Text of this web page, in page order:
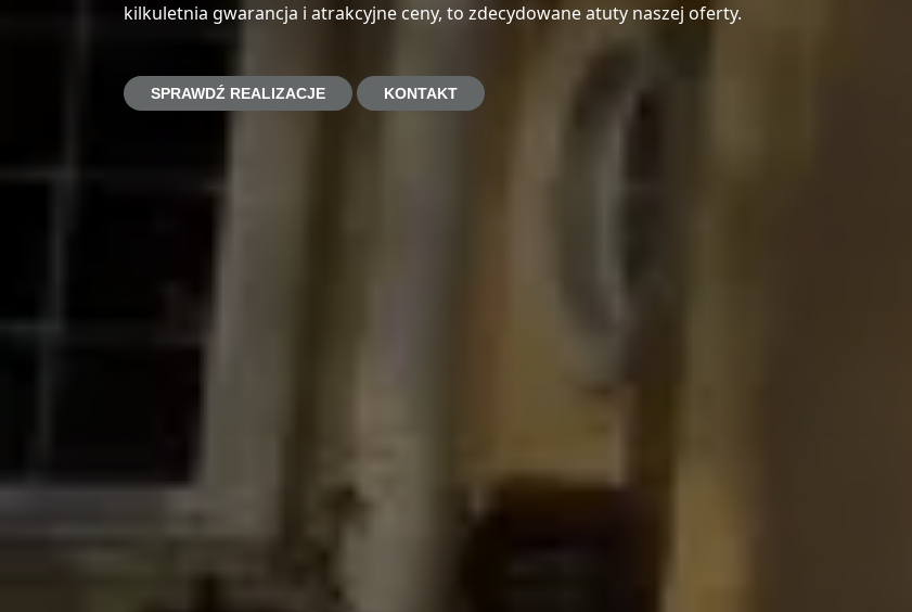
kilkuletnia gwarancja i atrakcyjne ceny, to zdecydowane atuty naszej oferty.
SPRAWDŹ REALIZACJE KONTAKT